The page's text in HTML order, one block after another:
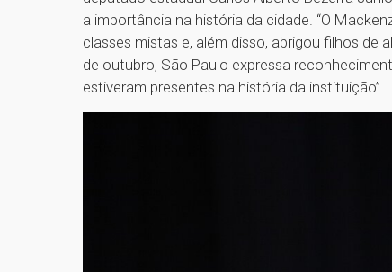
a importância na história da cidade. “O
classes mistas e, além disso, abrigou filhos de
de outubro, São Paulo expressa
estiveram presentes na história da instituição”.